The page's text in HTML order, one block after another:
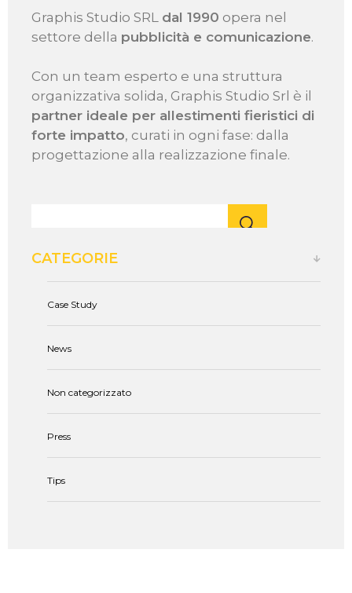
Graphis Studio SRL dal 1990 opera nel
settore della pubblicità e comunicazione.
Con un team esperto e una struttura
organizzativa solida, Graphis Studio Srl è il
partner ideale per allestimenti fieristici di
forte impatto, curati in ogni fase: dalla
progettazione alla realizzazione finale.
CATEGORIE
Case Study
News
Non categorizzato
Press
Tips